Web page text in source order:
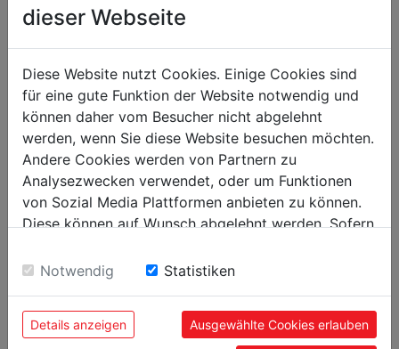
Pásové pily
Délka pilového pásu [mm]
4080
Průměr hnacího kola [mm]
Šířka pilového pásu [mm]
8-32
Rychlost pilového pásu [m/min]
600
Hmotnost
Přepravní rozměry
dieser Webseite
Diese Website nutzt Cookies. Einige Cookies sind
für eine gute Funktion der Website notwendig und
können daher vom Besucher nicht abgelehnt
werden, wenn Sie diese Website besuchen möchten.
Andere Cookies werden von Partnern zu
Analysezwecken verwendet, oder um Funktionen
von Sozial Media Plattformen anbieten zu können.
Diese können auf Wunsch abgelehnt werden. Sofern
Einwilligung zu unseren Cookies.
Notwendig Statistiken
Details anzeigen Ausgewählte Cookies erlauben